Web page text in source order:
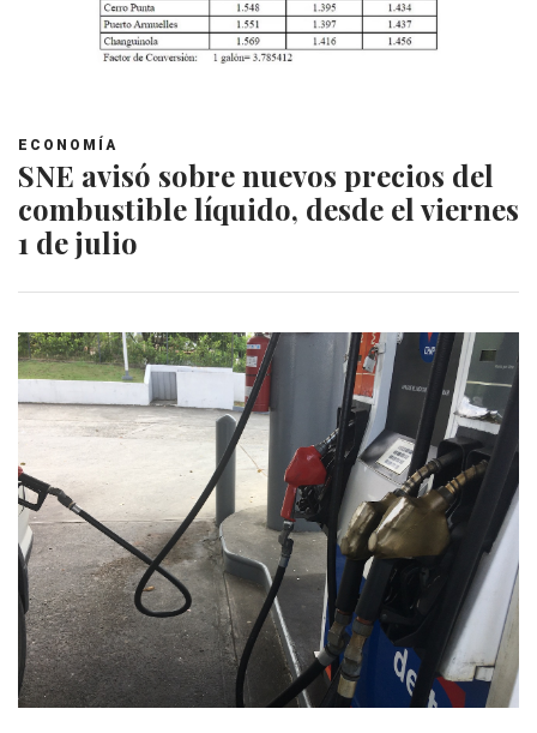
ECONOMÍA
SNE avisó sobre nuevos precios del
combustible líquido, desde el viernes
1 de julio